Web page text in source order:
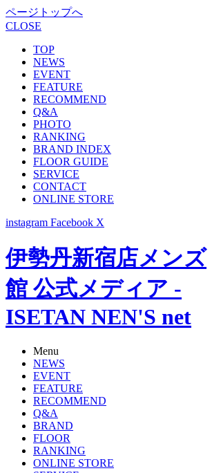
ページトップへ
CLOSE
TOP
NEWS
EVENT
FEATURE
RECOMMEND
Q&A
PHOTO
RANKING
BRAND INDEX
FLOOR GUIDE
SERVICE
CONTACT
ONLINE STORE
instagram Facebook X
伊勢丹新宿店メンズ
館 公式メディア -
ISETAN NEN'S net
Menu
NEWS
EVENT
FEATURE
RECOMMEND
Q&A
BRAND
FLOOR
RANKING
ONLINE STORE